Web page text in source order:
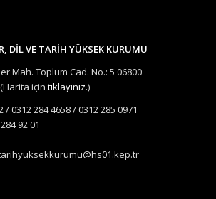
DİL VE TARİH YÜKSEK KURUMU
Mah. Toplum Cad. No.: 5 06800
için tıklayınız.)
/ 0312 284 4658 / 0312 285 0971
92 01